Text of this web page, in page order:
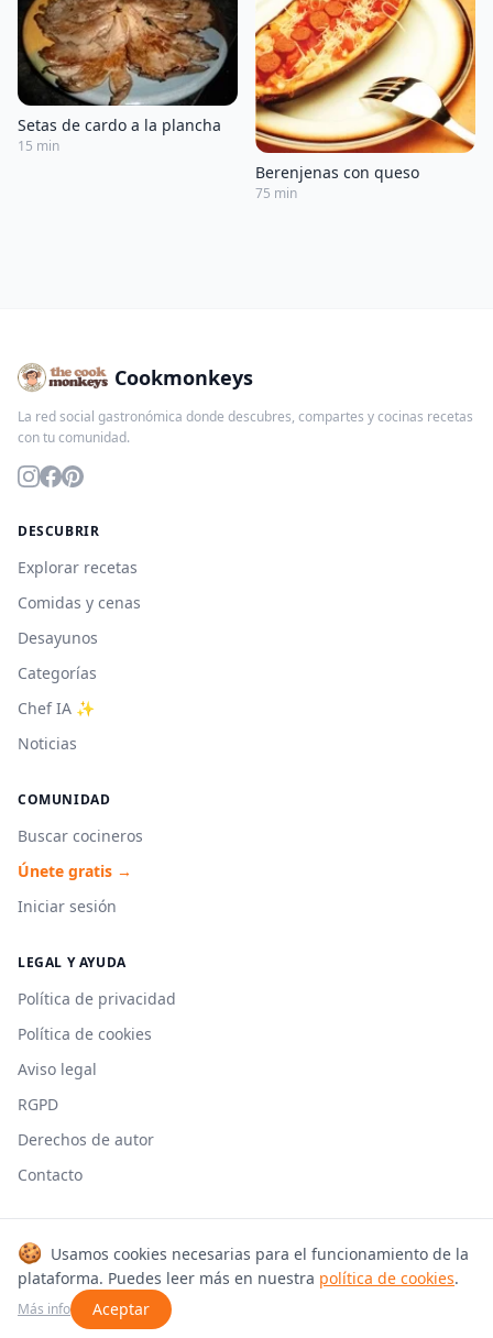
Setas de cardo a la plancha
15 min
Berenjenas con queso
75 min
Cookmonkeys
La red social gastronómica donde descubres, compartes y cocinas recetas
con tu comunidad.
DESCUBRIR
Explorar recetas
Comidas y cenas
Desayunos
Categorías
Chef IA ✨
Noticias
COMUNIDAD
Buscar cocineros
Únete gratis →
Iniciar sesión
LEGAL Y AYUDA
Política de privacidad
Política de cookies
Aviso legal
RGPD
Derechos de autor
Contacto
© 2026 Cookmonkeys. Todos los derechos reservados.
Hecho con 🍳 en España
🍪 Usamos cookies necesarias para el funcionamiento de la
plataforma. Puedes leer más en nuestra política de cookies.
Más info Aceptar